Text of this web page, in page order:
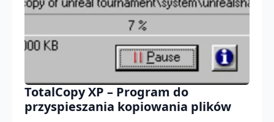
TotalCopy XP – Program do
przyspieszania kopiowania plików